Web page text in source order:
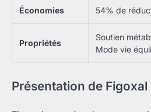
Économies 54% de
Propriétés
Soutien
Mode vie
Présentation de Figoxal